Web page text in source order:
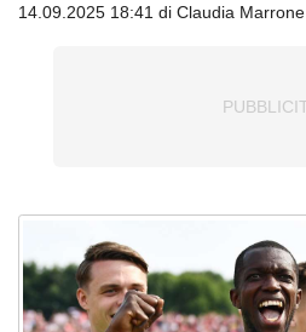
14.09.2025 18:41 di Claudia Marrone